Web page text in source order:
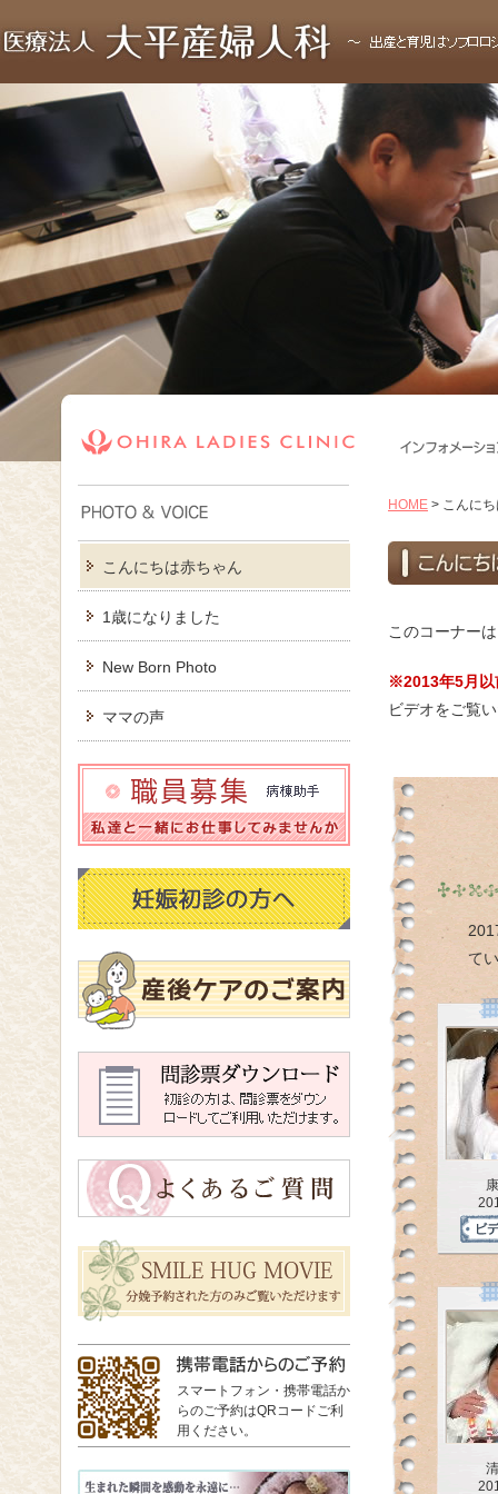
こんにちは赤ちゃん
1歳になりました
New Born Photo
ママの声
スマートフォン・携帯電話か
らのご予約はQRコードご利
用ください。
HOME > こんに
このコーナー
※2013年5月以
ビデオをご覧
て